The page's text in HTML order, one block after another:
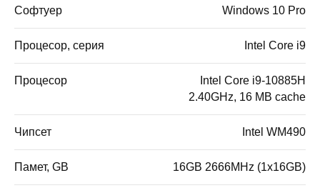
Софтуер Windows 10 Pro
Процесор, серия Intel Core i9
Процесор
Intel Core i9-10885H
2.40GHz, 16 MB cache
Чипсет Intel WM490
Памет, GB 16GB 2666MHz (1x16GB)